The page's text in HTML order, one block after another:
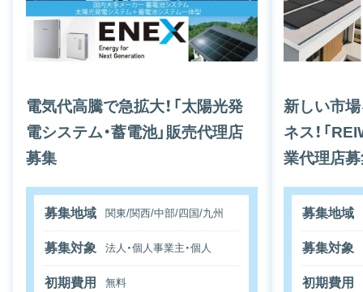
電気代高騰で急拡大！「太陽光発
電システム・蓄電池」販売代理店
募集
募集地域 関東/関西/中部/四国/九州
募集対象 法人・個人事業主・個人
初期費用 無料
新しい市
ネス！「
業代理店
募集地域
募集対象
初期費用